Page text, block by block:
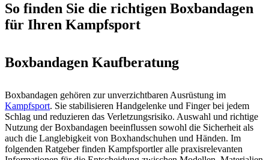
So finden Sie die richtigen Boxbandagen
für Ihren Kampfsport
Boxbandagen Kaufberatung
Boxbandagen gehören zur unverzichtbaren Ausrüstung im
Kampfsport. Sie stabilisieren Handgelenke und Finger bei jedem
Schlag und reduzieren das Verletzungsrisiko. Auswahl und richtige
Nutzung der Boxbandagen beeinflussen sowohl die Sicherheit als
auch die Langlebigkeit von Boxhandschuhen und Händen. Im
folgenden Ratgeber finden Kampfsportler alle praxisrelevanten